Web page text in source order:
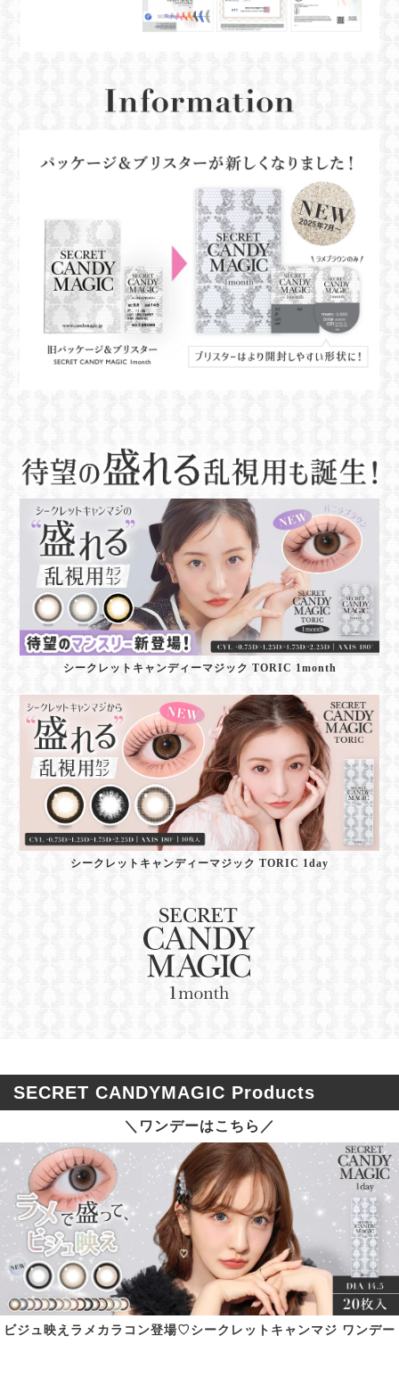
シークレットキャンディーマジック TORIC 1month
シークレットキャンディーマジック TORIC 1day
SECRET CANDYMAGIC Products
＼ワンデーはこちら／
ビジュ映えラメカラコン登場♡シークレットキャンマジ ワンデー